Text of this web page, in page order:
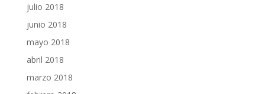
julio 2018
junio 2018
mayo 2018
abril 2018
marzo 2018